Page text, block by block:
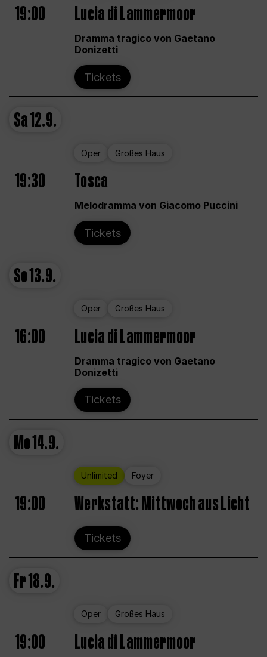
19:00 Lucia di Lammermoor
Dramma tragico von Gaetano
Donizetti
Tickets
Sa12.9.
Oper Großes Haus
19:30 Tosca
Melodramma von Giacomo Puccini
Tickets
So13.9.
Oper Großes Haus
16:00 Lucia di Lammermoor
Dramma tragico von Gaetano
Donizetti
Tickets
Mo14.9.
Unlimited Foyer
19:00 Werkstatt: Mittwoch aus Licht
Tickets
Fr18.9.
Oper Großes Haus
19:00 Lucia di Lammermoor